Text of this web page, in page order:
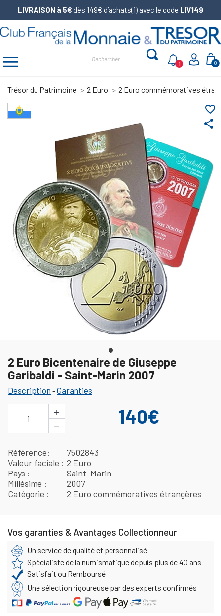
LIVRAISON à 5€ dès 149€ d’achats(1) avec le code LIV149
0
1
Trésor du Patrimoine 2 Euro 2 Euro commémoratives
share
favorite_border
2 Euro Bicentenaire de Giuseppe
Garibaldi - Saint-Marin 2007
Description -Garanties
1
+
−
140€
Référence
7502843
Valeur faciale
2 Euro
Pays
Saint-Marin
Millésime
2007
Catégorie
2 Euro commémoratives étrangères
Vos garanties & Avantages Collectionneur
Un service de qualité et personnalisé
Spécialiste de la numismatique depuis plus de 40 ans
Satisfait ou Remboursé
Une sélection rigoureuse par des experts confirmés